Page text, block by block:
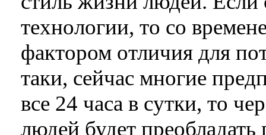
технологии, то со
фактором отличия для
таки, сейчас многие
все 24 часа в сутки, то
людей будет